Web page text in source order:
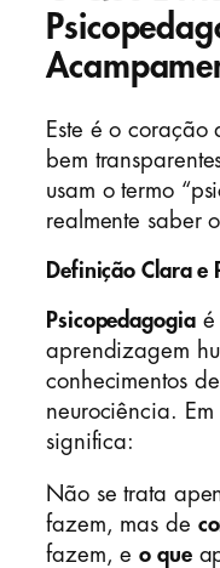
Este é o coração
bem
usam o termo
realmente saber
Definição Clara e
Psicopedagogiaé
aprendizagem
conhecimentos
neurociência.
significa:
Não se trata
fazem, mas de
fazem, eo que